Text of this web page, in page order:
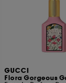
GUCCI
Flora Gorgeous